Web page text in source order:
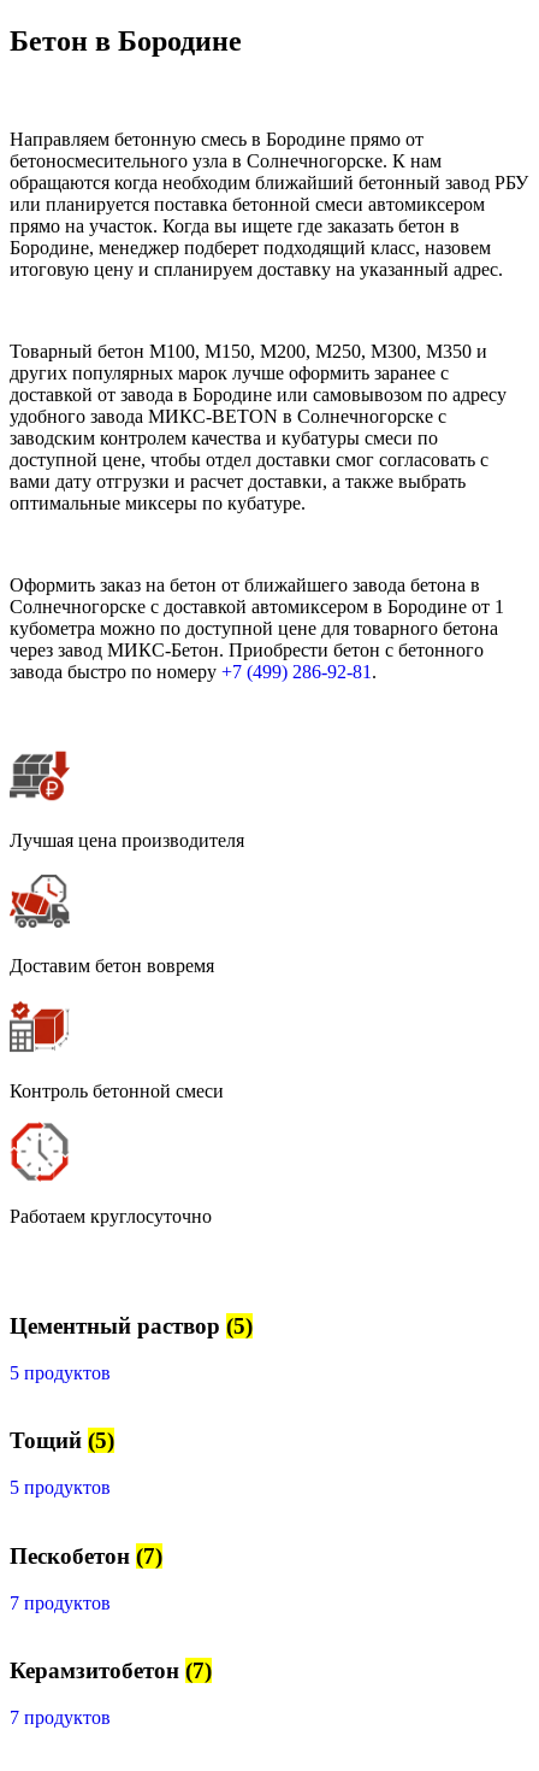
Бетон в Бородине
Направляем бетонную смесь в Бородине прямо от
бетоносмесительного узла в Солнечногорске. К нам
обращаются когда необходим ближайший бетонный завод РБУ
или планируется поставка бетонной смеси автомиксером
прямо на участок. Когда вы ищете где заказать бетон в
Бородине, менеджер подберет подходящий класс, назовем
итоговую цену и спланируем доставку на указанный адрес.
Товарный бетон М100, М150, М200, М250, М300, М350 и
других популярных марок лучше оформить заранее с
доставкой от завода в Бородине или самовывозом по адресу
удобного завода МИКС-BETON в Солнечногорске с
заводским контролем качества и кубатуры смеси по
доступной цене, чтобы отдел доставки смог согласовать с
вами дату отгрузки и расчет доставки, а также выбрать
оптимальные миксеры по кубатуре.
Оформить заказ на бетон от ближайшего завода бетона в
Солнечногорске с доставкой автомиксером в Бородине от 1
кубометра можно по доступной цене для товарного бетона
через завод МИКС-Бетон. Приобрести бетон с бетонного
завода быстро по номеру +7 (499) 286-92-81 .
Лучшая цена производителя
Доставим бетон вовремя
Контроль бетонной смеси
Работаем круглосуточно
Цементный раствор (5)
5 продуктов
Тощий (5)
5 продуктов
Пескобетон (7)
7 продуктов
Керамзитобетон (7)
7 продуктов